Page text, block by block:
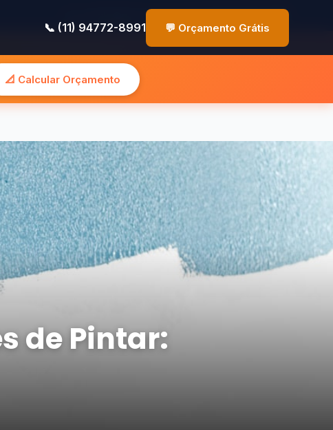
✉️ contato@pinturasp.com.br 📞 (11) 94772-8991
📞 (11) 94772-8991 💬 Orçamento Grátis
📐 Calcular Orçamento
de Pintar: